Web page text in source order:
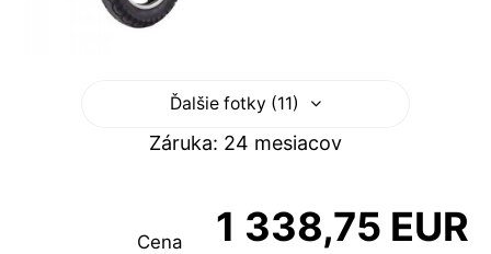
Ďalšie fotky (11)
Záruka: 24 mesiacov
Cena 1 338,75 EUR